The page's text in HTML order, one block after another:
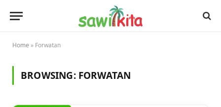
Home » Forwatan
BROWSING: FORWATAN